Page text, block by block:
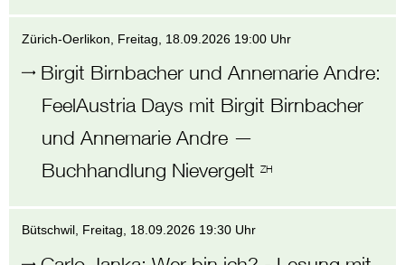
Zürich-Oerlikon , Freitag, 18.09.2026 19:00 Uhr
Birgit Birnbacher und Annemarie Andre:
FeelAustria Days mit Birgit Birnbacher
und Annemarie Andre—
Buchhandlung Nievergelt ZH
Bütschwil , Freitag, 18.09.2026 19:30 Uhr